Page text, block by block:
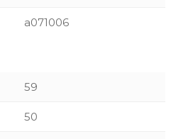
a071006
59
50